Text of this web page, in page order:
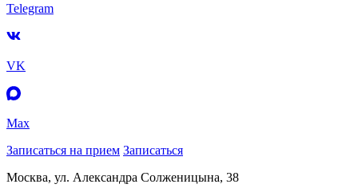
Telegram
VK
Max
Записаться на прием Записаться
Москва, ул. Александра Солженицына, 38